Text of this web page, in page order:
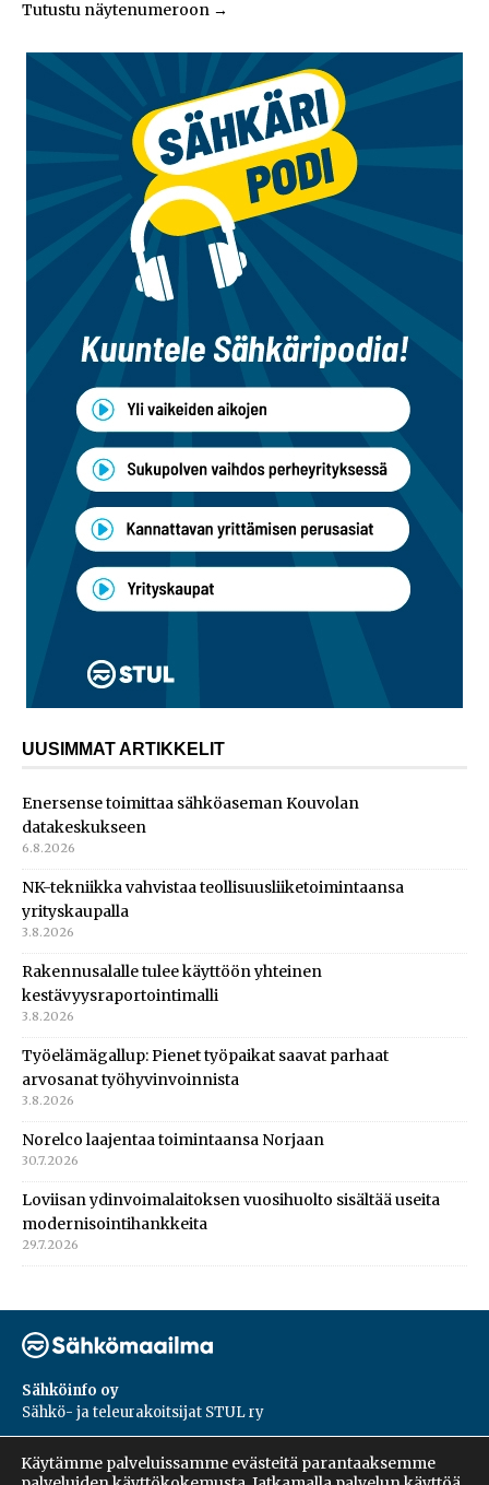
Tutustu näytenumeroon →
UUSIMMAT ARTIKKELIT
Enersense toimittaa sähköaseman Kouvolan
datakeskukseen
6.8.2026
NK-tekniikka vahvistaa teollisuusliiketoimintaansa
yrityskaupalla
3.8.2026
Rakennusalalle tulee käyttöön yhteinen
kestävyysraportointimalli
3.8.2026
Työelämägallup: Pienet työpaikat saavat parhaat
arvosanat työhyvinvoinnista
3.8.2026
Norelco laajentaa toimintaansa Norjaan
30.7.2026
Loviisan ydinvoimalaitoksen vuosihuolto sisältää useita
modernisointihankkeita
29.7.2026
Sähköinfo oy
Sähkö- ja teleurakoitsijat STUL ry
PL 55, 02601, Espoo
Harakantie 18 B
Käytämme palveluissamme evästeitä parantaaksemme